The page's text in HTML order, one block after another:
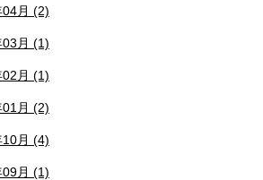
月 (2)
月 (1)
月 (1)
月 (2)
月 (4)
月 (1)